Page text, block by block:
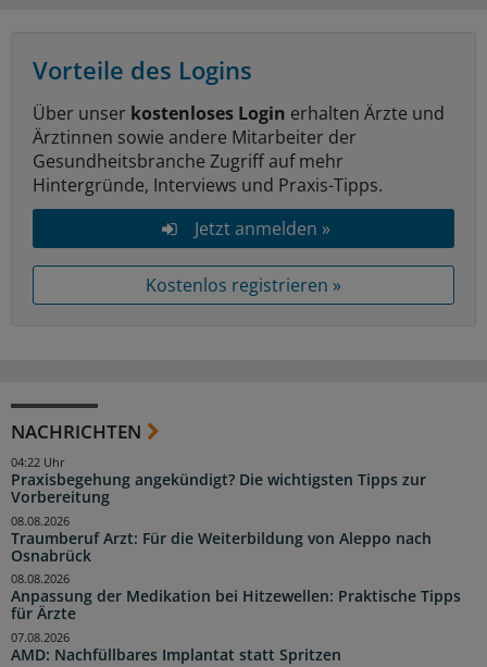
Vorteile des Logins
Über unser kostenloses Login erhalten Ärzte und
Ärztinnen sowie andere Mitarbeiter der
Gesundheitsbranche Zugriff auf mehr
Hintergründe, Interviews und Praxis-Tipps.
Jetzt anmelden »
Kostenlos registrieren »
NACHRICHTEN
Praxisbegehung angekündigt? Die wichtigsten Tipps zur
Vorbereitung
04:22 Uhr
Traumberuf Arzt: Für die Weiterbildung von Aleppo nach
Osnabrück
08.08.2026
Anpassung der Medikation bei Hitzewellen: Praktische Tipps
für Ärzte
08.08.2026
AMD: Nachfüllbares Implantat statt Spritzen
07.08.2026